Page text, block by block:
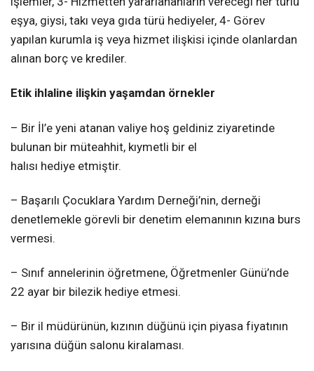
eşya, giysi, takı veya gıda türü hediyeler, 4- Görev
yapılan kurumla iş veya hizmet ilişkisi içinde olanlardan
alınan borç ve krediler.
Etik ihlaline ilişkin yaşamdan örnekler
– Bir İl’e yeni atanan valiye hoş geldiniz ziyaretinde
bulunan bir müteahhit, kıymetli bir el
halısı hediye etmiştir.
– Başarılı Çocuklara Yardım Derneği’nin, derneği
denetlemekle görevli bir denetim elemanının kızına burs
vermesi.
– Sınıf annelerinin öğretmene, Öğretmenler Günü’nde
22 ayar bir bilezik hediye etmesi.
– Bir il müdürünün, kızının düğünü için piyasa fiyatının
yarısına düğün salonu kiralaması.